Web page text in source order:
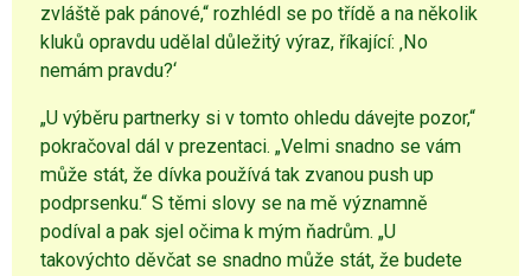
zvláště pak pánové,“ rozhlédl se po třídě a na několik
kluků opravdu udělal důležitý výraz, říkající: ‚No
nemám pravdu?‘
„U výběru partnerky si v tomto ohledu dávejte pozor,“
pokračoval dál v prezentaci. „Velmi snadno se vám
může stát, že dívka používá tak zvanou push up
podprsenku.“ S těmi slovy se na mě významně
podíval a pak sjel očima k mým ňadrům. „U
takovýchto děvčat se snadno může stát, že budete